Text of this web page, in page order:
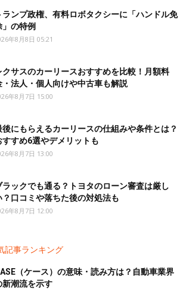
ランプ政権、有料ロボタクシーに「ハンドル免
」の特例
年8月8日 05:21
クサスのカーリースおすすめを比較！月額料
・法人・個人向けや中古車も解説
年8月7日 15:00
後にもらえるカーリースの仕組みや条件とは？
すすめ6選やデメリットも
年8月7日 13:00
ラックでも通る？トヨタのローン審査は厳し
？口コミや落ちた後の対処法も
年8月7日 12:00
記事ランキング
（ケース）の意味・読み方は？自動車業界
新潮流を示す